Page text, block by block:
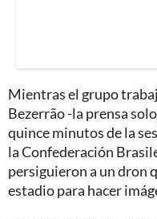
Mientras el grupo
Bezerrão -la prensa
quince minutos de la
la Confederación
persiguieron a un dron
estadio para hacer